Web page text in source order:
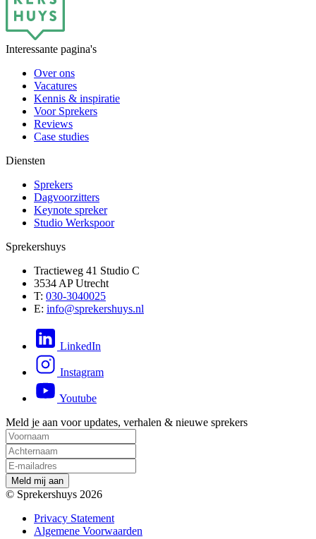
Interessante pagina's
Over ons
Vacatures
Kennis & inspiratie
Voor Sprekers
Reviews
Case studies
Diensten
Sprekers
Dagvoorzitters
Keynote spreker
Studio Werkspoor
Sprekershuys
Tractieweg 41 Studio C
3534 AP Utrecht
T: 030-3040025
E: info@sprekershuys.nl
LinkedIn
Instagram
Youtube
Meld je aan voor updates, verhalen & nieuwe sprekers
Me d mij aan
© Sprekershuys 2026
Privacy Statement
Algemene Voorwaarden